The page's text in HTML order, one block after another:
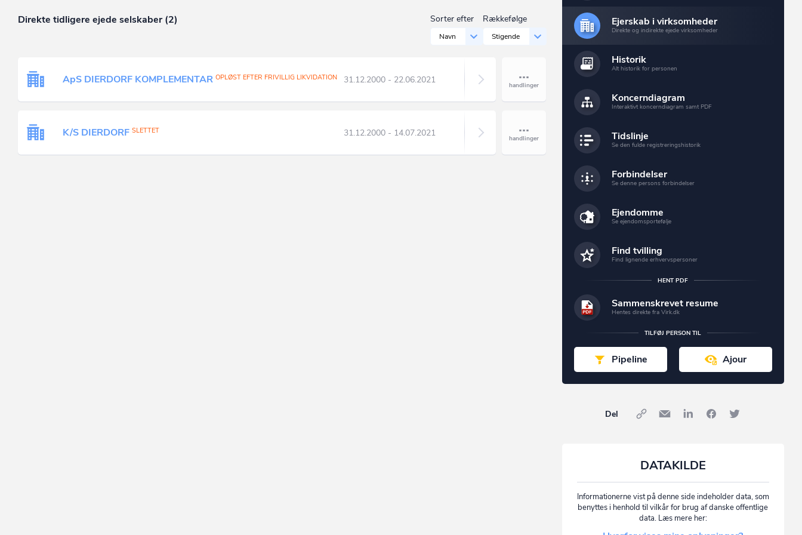
Direkte tidligere ejede selskaber (2) Sorter efter
Navn
Rækkefølge
Stigende
ApS DIERDORF KOMPLEMENTAR OPLØST EFTER FRIVILLIG LIKVIDATION 31.12.2000 - 22.06.2021
K/S DIERDORF SLETTET 31.12.2000 - 14.07.2021
Ejerskab i virksomheder
Direkte og indirekte ejede virksomheder
Historik
Alt historik for personen
Koncerndiagram
Interaktivt koncerndiagram samt PDF
Tidslinje
Se den fulde registreringshistorik
Forbindelser
Se denne persons forbindelser
Ejendomme
Se ejendomsportefølje
Find tvilling
Find lignende erhvervspersoner
HENT PDF
Sammenskrevet resume
Hentes direkte fra Virk.dk
TILFØJ PERSON TIL
Pipeline Ajour
Del
DATAKILDE
Informationerne vist på denne side indeholder data, som
benyttes i henhold til vilkår for brug af danske offentlige
data. Læs mere her: